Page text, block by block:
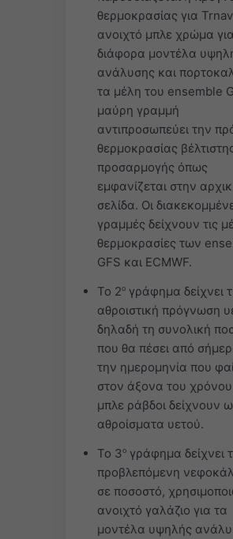
θερμοκρασίας για
ανοιχτό μπλε χρώμα
διάφορα μοντέλα
ανάλυσης και
τα μέλη του ensemble
μαύρη γραμμή
αντιπροσωπεύει την
θερμοκρασίας
προσαρμογής όπως
εμφανίζεται στην
σελίδα. Οι
γραμμές δείχνουν τις
θερμοκρασίες των
GFS και ECMWF.
Το 2ο γράφημα δείχνει
αθροιστική πρόγνωση
δηλαδή τη συνολική
που θα πέσει από
την ημερομηνία που
στον άξονα του
μπλε ράβδοι δείχνουν
αθροίσματα υετού.
Το 3ο γράφημα δείχνει
προβλεπόμενη
σε ποσοστό,
ανοιχτό γαλάζιο για τα
μοντέλα υψηλής